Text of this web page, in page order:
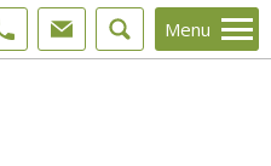
Menu